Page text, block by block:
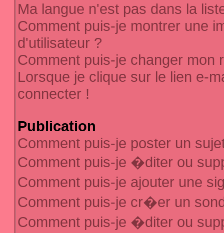
Ma langue n'est pas dans la
Comment puis-je montrer une
d'utilisateur ?
Comment puis-je changer mon
Lorsque je clique sur le lien e-
connecter !
Publication
Comment puis-je poster un
Comment puis-je �diter ou
Comment puis-je ajouter une
Comment puis-je cr�er un
Comment puis-je �diter ou